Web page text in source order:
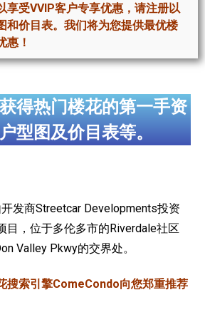
享受VVIP客户专享优惠，请注册以
和价目表。我们将为您提供最优楼
惠！
得热门楼花的第一手资
型图及价目表等。
发商Streetcar Developments投资
目，位于多伦多市的Riverdale社区
Valley Pkwy的交界处。
搜索引擎ComeCondo向您郑重推荐